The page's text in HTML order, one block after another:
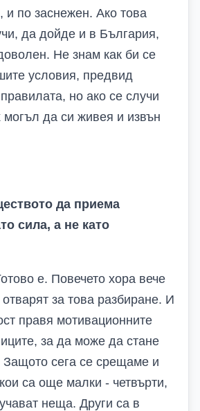
и по заснежен. Ако това
да дойде и в България,
Не знам как би се
условия, предвид
но ако се случи
да си живея и извън
да приема
сила, а не като
е. Повечето хора вече
за това разбиране. И
правя мотивационните
за да може да стане
Защото сега се срещаме и
са още малки - четвърти,
неща. Други са в